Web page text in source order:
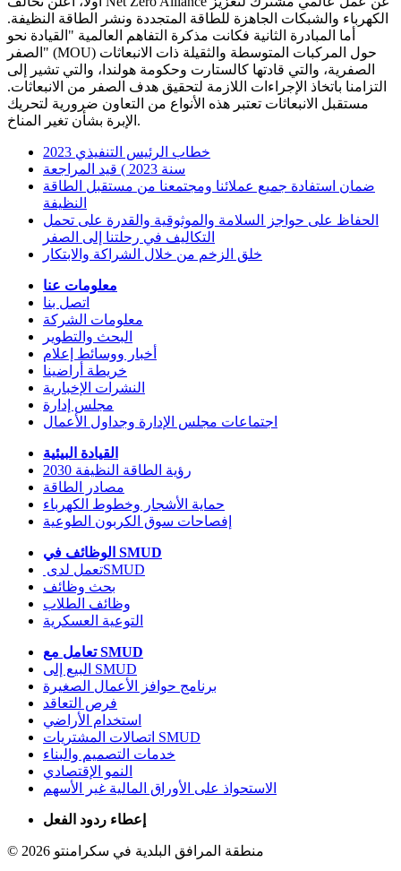
الكهرباء والشبكات الجاهزة للطاقة المتجددة ونشر الطاقة النظيفة.
أما المبادرة الثانية فكانت مذكرة التفاهم العالمية "القيادة نحو
الصفر" (MOU) حول المركبات المتوسطة والثقيلة ذات الانبعاثات
الصفرية، والتي قادتها كالستارت وحكومة هولندا، والتي تشير إلى
التزامنا باتخاذ الإجراءات اللازمة لتحقيق هدف الصفر من الانبعاثات.
مستقبل الانبعاثات تعتبر هذه الأنواع من التعاون ضرورية لتحريك
الإبرة بشأن تغير المناخ.
2023 خطاب الرئيس التنفيذي
سنة 2023 ) قيد المراجعة
ضمان استفادة جميع عملائنا ومجتمعنا من مستقبل الطاقة
النظيفة
الحفاظ على حواجز السلامة والموثوقية والقدرة على تحمل
التكاليف في رحلتنا إلى الصفر
خلق الزخم من خلال الشراكة والابتكار
معلومات عنا
اتصل بنا
معلومات الشركة
البحث والتطوير
أخبار ووسائط إعلام
خريطة أراضينا
النشرات الإخبارية
مجلس إدارة
اجتماعات مجلس الإدارة وجداول الأعمال
القيادة البيئية
2030 رؤية الطاقة النظيفة
مصادر الطاقة
حماية الأشجار وخطوط الكهرباء
إفصاحات سوق الكربون الطوعية
الوظائف في SMUD
بحث وظائف
وظائف الطلاب
التوعية العسكرية
تعامل مع SMUD
البيع إلى SMUD
برنامج حوافز الأعمال الصغيرة
فرص التعاقد
استخدام الأراضي
اتصالات المشتريات SMUD
خدمات التصميم والبناء
النمو الإقتصادي
الاستحواذ على الأوراق المالية غير الأسهم
إعطاء ردود الفعل
© 2026 منطقة المرافق البلدية في سكرامنتو